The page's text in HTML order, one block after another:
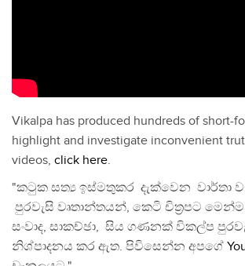
Vikalpa has produced hundreds of short-
highlight and investigate inconvenient
videos, click here.
"කටුක සත්‍ය ඉස්මතුකර දැක්වෙන වාර්තා
පුරවැසි වෘතාන්තයන්, කෙටි චිත්‍රපට
සංවාද, සාකච්ඡා, සිය ගණනක් විකල්ප
නිශ්පාදනය කර ඇත. පිවිසෙන්න අපගේ